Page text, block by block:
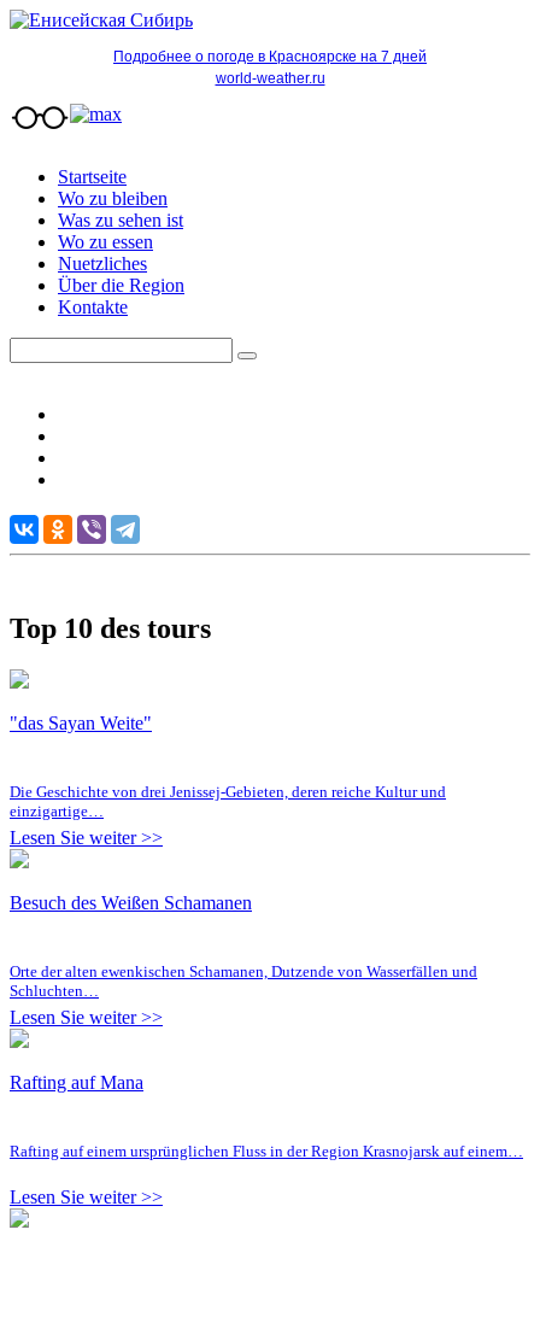
Подробнее о погоде в Красноярске на 7 дней
world-weather.ru
Startseite
Wo zu bleiben
Was zu sehen ist
Wo zu essen
Nuetzliches
Über die Region
Kontakte
Top 10 des tours
"das Sayan Weite"
Die Geschichte von drei Jenissej-Gebieten, deren reiche Kultur und
einzigartige…
Lesen Sie weiter >>
Besuch des Weißen Schamanen
Orte der alten ewenkischen Schamanen, Dutzende von Wasserfällen und
Schluchten…
Lesen Sie weiter >>
Rafting auf Mana
Rafting auf einem ursprünglichen Fluss in der Region Krasnojarsk auf einem…
Lesen Sie weiter >>